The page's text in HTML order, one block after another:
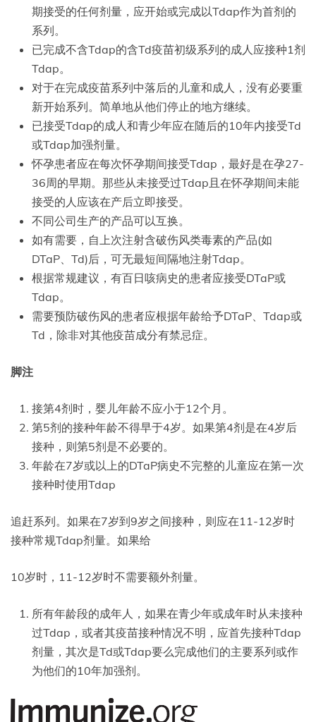
期接受的任何剂量，应开始或完成以Tdap作为首剂的
系列。
已完成不含Tdap的含Td疫苗初级系列的成人应接种1剂
Tdap。
对于在完成疫苗系列中落后的儿童和成人，没有必要重
新开始系列。简单地从他们停止的地方继续。
已接受Tdap的成人和青少年应在随后的10年内接受Td
或Tdap加强剂量。
怀孕患者应在每次怀孕期间接受Tdap，最好是在孕27-
36周的早期。那些从未接受过Tdap且在怀孕期间未能
接受的人应该在产后立即接受。
不同公司生产的产品可以互换。
如有需要，自上次注射含破伤风类毒素的产品(如
DTaP、Td)后，可无最短间隔地注射Tdap。
根据常规建议，有百日咳病史的患者应接受DTaP或
Tdap。
需要预防破伤风的患者应根据年龄给予DTaP、Tdap或
Td，除非对其他疫苗成分有禁忌症。
脚注
接第4剂时，婴儿年龄不应小于12个月。
第5剂的接种年龄不得早于4岁。如果第4剂是在4岁后
接种，则第5剂是不必要的。
年龄在7岁或以上的DTaP病史不完整的儿童应在第一次
接种时使用Tdap
追赶系列。如果在7岁到9岁之间接种，则应在11-12岁时
接种常规Tdap剂量。如果给
10岁时，11-12岁时不需要额外剂量。
所有年龄段的成年人，如果在青少年或成年时从未接种
过Tdap，或者其疫苗接种情况不明，应首先接种Tdap
剂量，其次是Td或Tdap要么完成他们的主要系列或作
为他们的10年加强剂。